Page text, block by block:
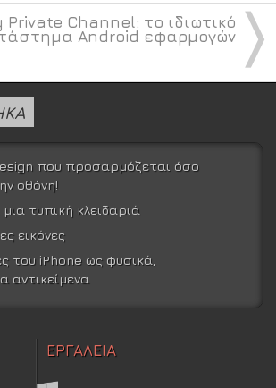
〉
Private Channel: το ιδιωτικό
Android εφαρμογών
που προσαρμόζεται όσο
οθόνη!
τυπική κλειδαριά
εικόνες
του iPhone ως φυσικά,
αντικείμενα
ΕΡΓΑΛΕΙΑ